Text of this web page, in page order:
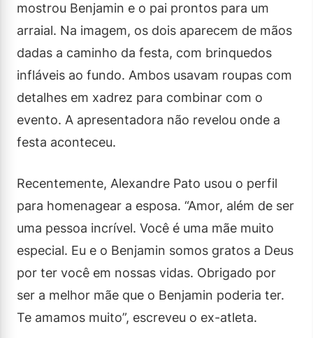
mostrou Benjamin e o pai prontos para um
arraial. Na imagem, os dois aparecem de mãos
dadas a caminho da festa, com brinquedos
infláveis ao fundo. Ambos usavam roupas com
detalhes em xadrez para combinar com o
evento. A apresentadora não revelou onde a
festa aconteceu.
Recentemente, Alexandre Pato usou o perfil
para homenagear a esposa. “Amor, além de ser
uma pessoa incrível. Você é uma mãe muito
especial. Eu e o Benjamin somos gratos a Deus
por ter você em nossas vidas. Obrigado por
ser a melhor mãe que o Benjamin poderia ter.
Te amamos muito”, escreveu o ex-atleta.